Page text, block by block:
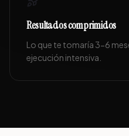
Resultados comprimidos
Lo que te tomaría 3-6
ejecución intensiva.